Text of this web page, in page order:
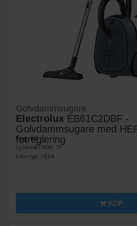
Golvdammsugare
Electrolux EB61C2DBF -
Golvdammsugare med
fotreglering
Färg: Blå
Ljudnivå (dBA): 73
Filtertyp: HEPA
KÖP